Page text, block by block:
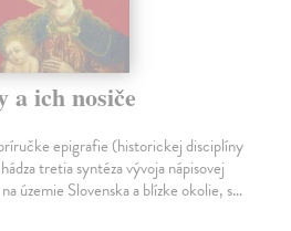
a ich nosiče
epigrafie (historickej disciplíny
tretia syntéza vývoja nápisovej
územie Slovenska a blízke okolie, s…